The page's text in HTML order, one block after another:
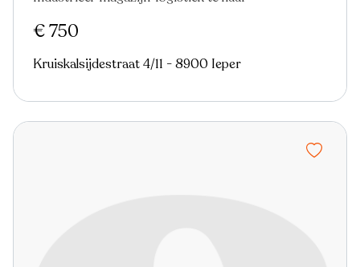
€ 750
Kruiskalsijdestraat 4/11 - 8900 Ieper